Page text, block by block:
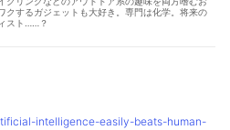
クするガジェットも大好き。専門は化学。将来の
スト……？
intelligence-easily-beats-human-